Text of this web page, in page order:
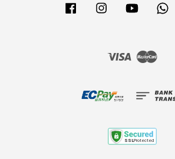
Facebook Instagram YouTube
Visa Master